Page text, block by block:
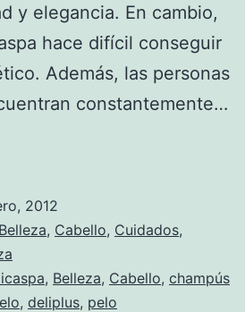
y elegancia. En cambio,
hace difícil conseguir
Además, las personas
constantemente…
2012
Belleza, Cabello, Cuidados,
, Belleza, Cabello, champús
, deliplus, pelo